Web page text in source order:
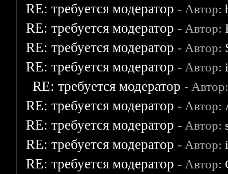
RE: требуется модератор - Автор:
RE: требуется модератор - Автор:
RE: требуется модератор - Автор:
RE: требуется модератор - Автор:
RE: требуется модератор -
RE: требуется модератор - Автор:
RE: требуется модератор - Автор:
RE: требуется модератор - Автор:
RE: требуется модератор - Автор: